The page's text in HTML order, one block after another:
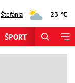
Štefánia 23 °C
ŠPORT